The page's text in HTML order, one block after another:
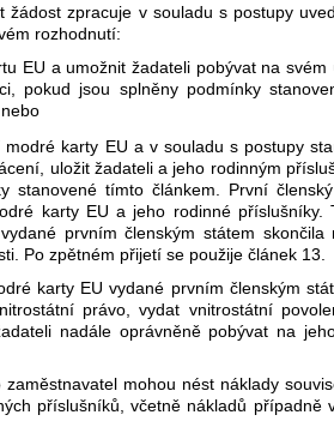
zpracuje v souladu s postupy
rozhodnutí:
EU a umožnit žadateli pobývat na
pokud jsou splněny podmínky
karty EU a v souladu s postupy
uložit žadateli a jeho rodinným
stanovené tímto článkem. První
karty EU a jeho rodinné
prvním členským státem
Po zpětném přijetí se použije článek 13.
karty EU vydané prvním členským
právo, vydat vnitrostátní
nadále oprávněně pobývat na
mohou nést náklady
příslušníků, včetně nákladů případně